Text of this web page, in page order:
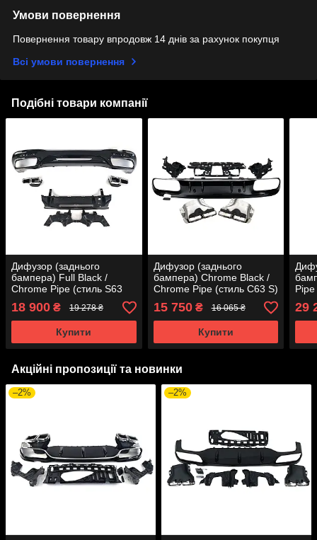
Умови повернення
Повернення товару впродовж 14 днів за рахунок покупця
Всі умови повернення
Подібні товари компанії
Дифузор (заднього
бампера) Full Black /
Chrome Pipe (стиль S63
AMG) на Mercedes-Benz
S-Class W222 2017-2020
року
18 900 ₴ 19 278 ₴
Купити
Дифузор (заднього
бампера) Chrome Black /
Chrome Pipe (стиль C63 S)
Sedan на Mercedes-Benz
C-Class W205 2018-2021
року
15 750₴ 16 065 ₴
Купити
29
Акційні пропозиції та новинки
–2% –2%